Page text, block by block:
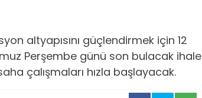
altyapısını güçlendirmek için 12
Perşembe günü son bulacak ihale
çalışmaları hızla başlayacak.